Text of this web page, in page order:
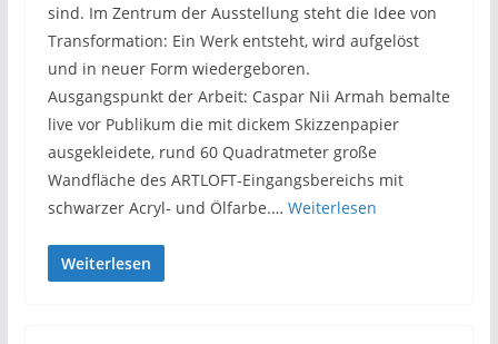
sind. Im Zentrum der Ausstellung steht die Idee von
Transformation: Ein Werk entsteht, wird aufgelöst
und in neuer Form wiedergeboren.
Ausgangspunkt der Arbeit: Caspar Nii Armah bemalte
live vor Publikum die mit dickem Skizzenpapier
ausgekleidete, rund 60 Quadratmeter große
Wandfläche des ARTLOFT-Eingangsbereichs mit
schwarzer Acryl- und Ölfarbe.… Weiterlesen
Weiterlesen